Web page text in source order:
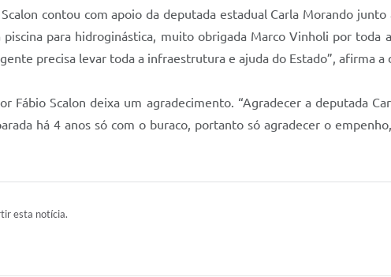
contou com apoio da deputada estadual Carla Morando
para hidroginástica, muito obrigada Marco Vinholi por toda
precisa levar toda a infraestrutura e ajuda do Estado”, afirma a
Fábio Scalon deixa um agradecimento. “Agradecer a deputada
há 4 anos só com o buraco, portanto só agradecer o
esta notícia.